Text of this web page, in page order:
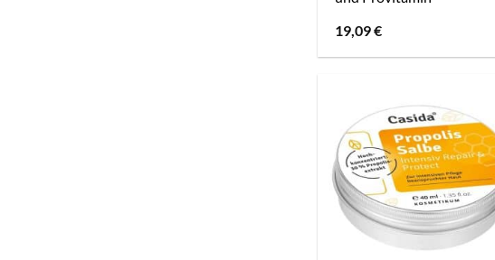
19,09€